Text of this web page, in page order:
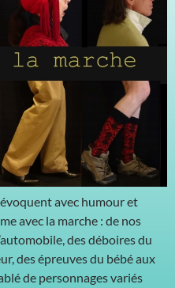
avec humour et
avec la marche : de nos
des déboires du
des épreuves du bébé aux
de personnages variés